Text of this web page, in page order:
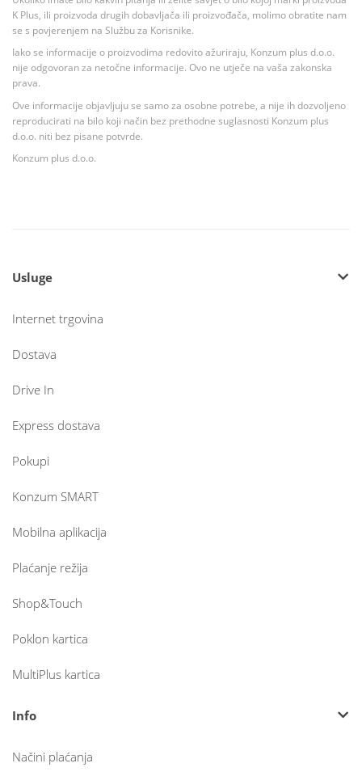
K Plus, ili proizvoda drugih dobavljača ili proizvođača, molimo obratite nam
se s povjerenjem na Službu za Korisnike.
Iako se informacije o proizvodima redovito ažuriraju, Konzum plus d.o.o.
nije odgovoran za netočne informacije. Ovo ne utječe na vaša zakonska
prava.
Ove informacije objavljuju se samo za osobne potrebe, a nije ih dozvoljeno
reproducirati na bilo koji način bez prethodne suglasnosti Konzum plus
d.o.o. niti bez pisane potvrde.
Konzum plus d.o.o.
Usluge
Internet trgovina
Dostava
Drive In
Express dostava
Pokupi
Konzum SMART
Mobilna aplikacija
Plaćanje režija
Shop&Touch
Poklon kartica
MultiPlus kartica
Info
Načini plaćanja